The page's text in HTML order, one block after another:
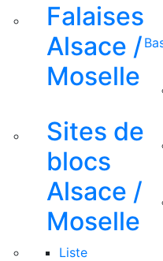
Falaises
Alsace /
Moselle
Sites de
blocs
Alsace /
Moselle
Liste